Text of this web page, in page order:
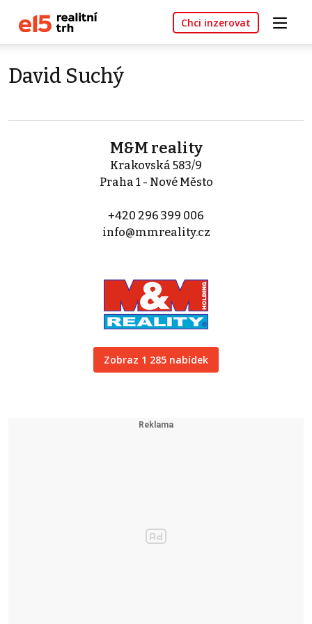
Chci inzerovat
David Suchý
M&M reality
Krakovská 583/9
Praha 1 - Nové Město
+420 296 399 006
info@mmreality.cz
Zobraz 1 285 nabídek